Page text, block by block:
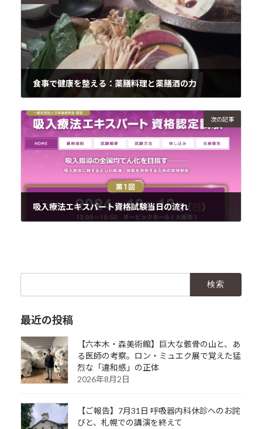
食事で健康を整える：薬膳料理と薬膳酒の力
次の記事
吸入療法エキスパート資格試験当日の流れ
最近の投稿
【六本木・森美術館】巨大な骸骨の山と、あ
る医師の考察。ロン・ミュエク展で覚えた猛
烈な「違和感」の正体
2026年8月2日
【ご報告】7月31日 呼吸器内科休診へのお詫
びと、札幌での講演を終えて